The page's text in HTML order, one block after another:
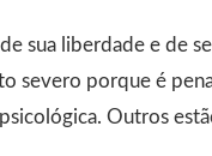
sua liberdade e de
severo porque é
Outros